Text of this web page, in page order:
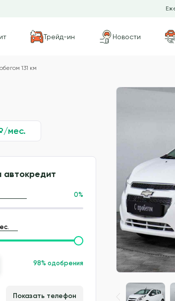
Трейд-ин Новости
131 км
мес.
автокредит
0%
98% одобрения
Показать телефон